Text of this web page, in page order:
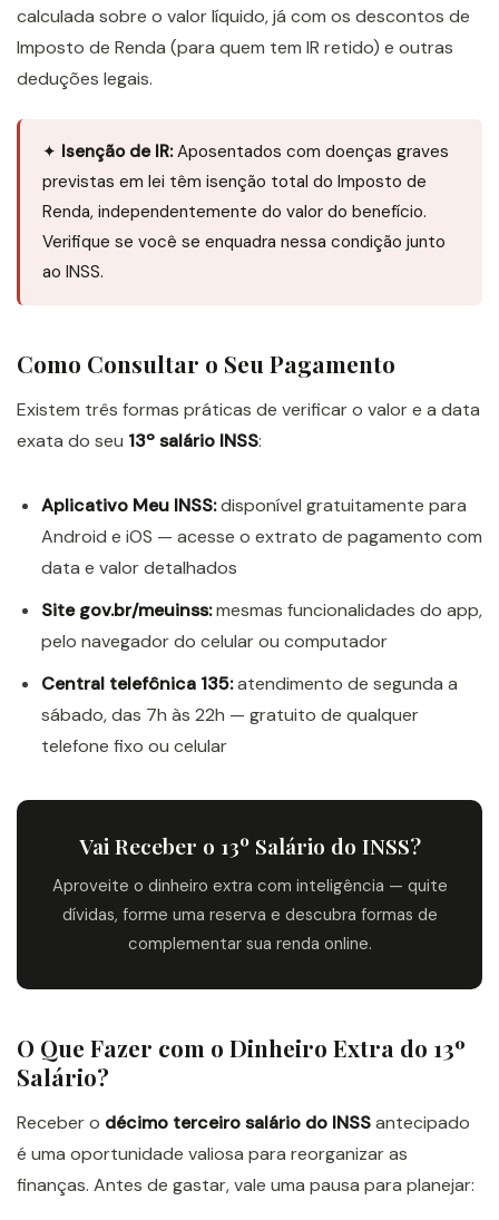
calculada sobre o valor líquido, já com os descontos de
Imposto de Renda (para quem tem IR retido) e outras
deduções legais.
✦ Isenção de IR:Aposentados com doenças graves
previstas em lei têm isenção total do Imposto de
Renda, independentemente do valor do benefício.
Verifique se você se enquadra nessa condição junto
ao INSS.
Como Consultar o Seu Pagamento
Existem três formas práticas de verificar o valor e a data
exata do seu 13º salário INSS:
Aplicativo Meu INSS:disponível gratuitamente para
Android e iOS — acesse o extrato de pagamento com
data e valor detalhados
Site gov.br/meuinss:mesmas funcionalidades do app,
pelo navegador do celular ou computador
Central telefônica 135:atendimento de segunda a
sábado, das 7h às 22h — gratuito de qualquer
telefone fixo ou celular
Vai Receber o 13º Salário do INSS?
Aproveite o dinheiro extra com inteligência — quite
dívidas, forme uma reserva e descubra formas de
complementar sua renda online.
O Que Fazer com o Dinheiro Extra do 13º
Salário?
Receber o décimo terceiro salário do INSSantecipado
é uma oportunidade valiosa para reorganizar as
finanças. Antes de gastar, vale uma pausa para planejar: